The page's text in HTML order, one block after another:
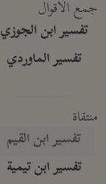
جمع الأقوال
تفسير ابن الجوزي
تفسير الماوردي
منتقاة
تفسير ابن القيم
تفسير ابن تيمية